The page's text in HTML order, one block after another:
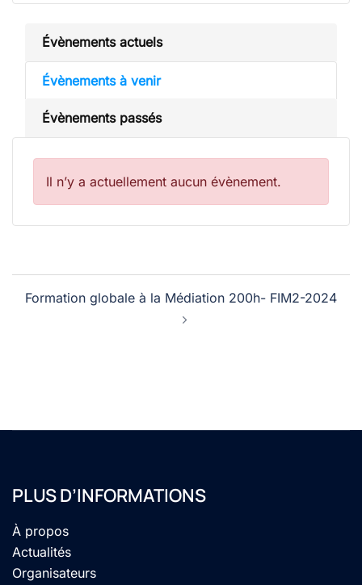
Évènements actuels
Évènements à venir
Évènements passés
Il n’y a actuellement aucun évènement.
Navigation
Formation globale à la Médiation 200h- FIM2-2024
PLUS D’INFORMATIONS
À propos
Actualités
Organisateurs